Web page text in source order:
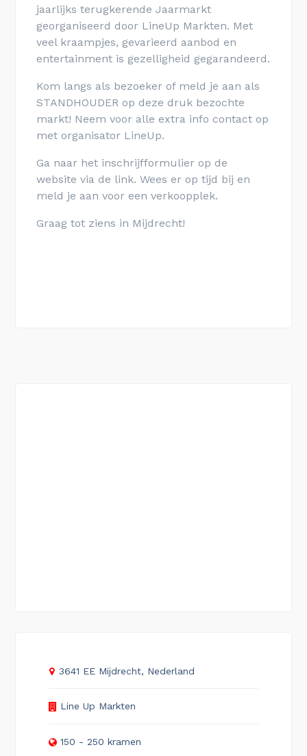
jaarlijks terugkerende Jaarmarkt
georganiseerd door LineUp Markten. Met
veel kraampjes, gevarieerd aanbod en
entertainment is gezelligheid gegarandeerd.
Kom langs als bezoeker of meld je aan als
STANDHOUDER op deze druk bezochte
markt! Neem voor alle extra info contact op
met organisator LineUp.
Ga naar het inschrijfformulier op de
website via de link. Wees er op tijd bij en
meld je aan voor een verkoopplek.
Graag tot ziens in Mijdrecht!
3641 EE Mijdrecht, Nederland
Line Up Markten
150 - 250 kramen